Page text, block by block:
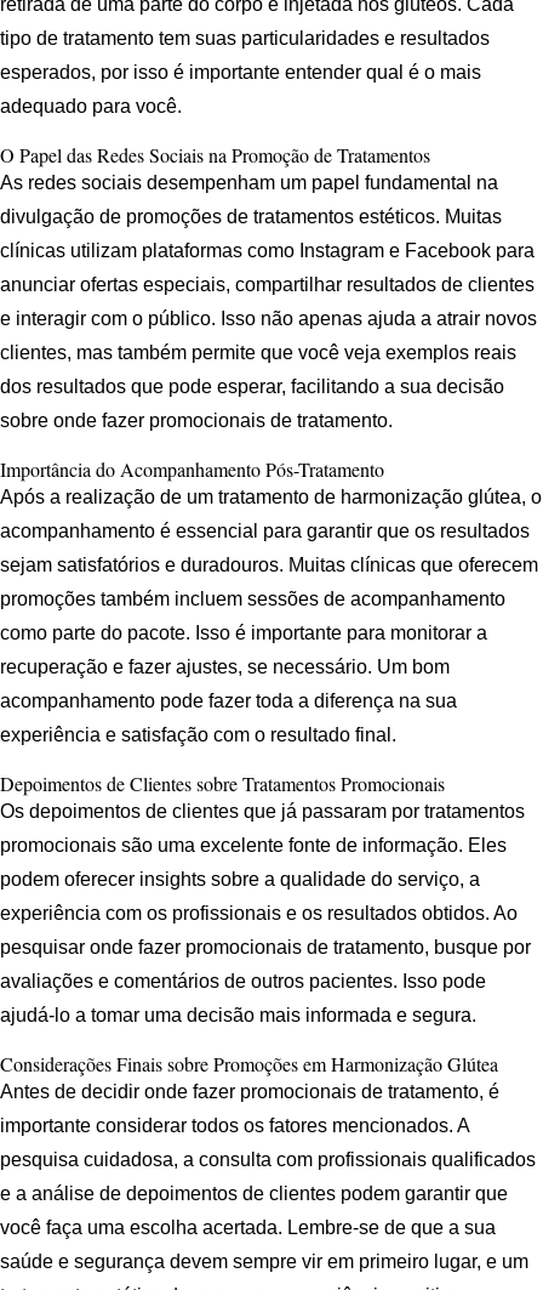
tipo de tratamento tem suas particularidades e resultados
esperados, por isso é importante entender qual é o mais
adequado para você.
O Papel das Redes Sociais na Promoção de Tratamentos
As redes sociais desempenham um papel fundamental na
divulgação de promoções de tratamentos estéticos. Muitas
clínicas utilizam plataformas como Instagram e Facebook para
anunciar ofertas especiais, compartilhar resultados de clientes
e interagir com o público. Isso não apenas ajuda a atrair novos
clientes, mas também permite que você veja exemplos reais
dos resultados que pode esperar, facilitando a sua decisão
sobre onde fazer promocionais de tratamento.
Importância do Acompanhamento Pós-Tratamento
Após a realização de um tratamento de harmonização glútea, o
acompanhamento é essencial para garantir que os resultados
sejam satisfatórios e duradouros. Muitas clínicas que oferecem
promoções também incluem sessões de acompanhamento
como parte do pacote. Isso é importante para monitorar a
recuperação e fazer ajustes, se necessário. Um bom
acompanhamento pode fazer toda a diferença na sua
experiência e satisfação com o resultado final.
Depoimentos de Clientes sobre Tratamentos Promocionais
Os depoimentos de clientes que já passaram por tratamentos
promocionais são uma excelente fonte de informação. Eles
podem oferecer insights sobre a qualidade do serviço, a
experiência com os profissionais e os resultados obtidos. Ao
pesquisar onde fazer promocionais de tratamento, busque por
avaliações e comentários de outros pacientes. Isso pode
ajudá-lo a tomar uma decisão mais informada e segura.
Considerações Finais sobre Promoções em Harmonização Glútea
Antes de decidir onde fazer promocionais de tratamento, é
importante considerar todos os fatores mencionados. A
pesquisa cuidadosa, a consulta com profissionais qualificados
e a análise de depoimentos de clientes podem garantir que
você faça uma escolha acertada. Lembre-se de que a sua
saúde e segurança devem sempre vir em primeiro lugar, e um